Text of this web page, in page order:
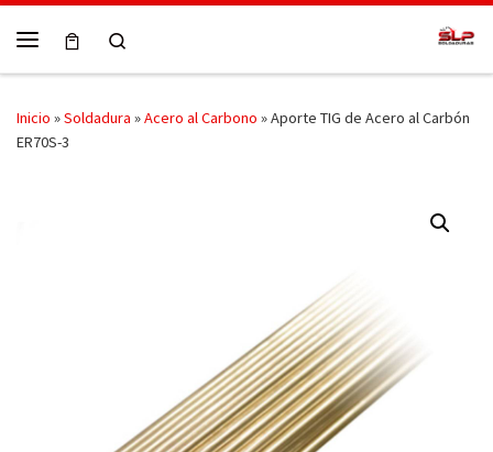
Skip to content
Inicio »Soldadura »Acero al Carbono »Aporte TIG de Acero al Carbón
ER70S-3